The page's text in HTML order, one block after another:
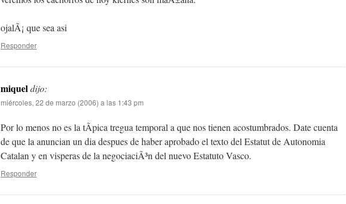
ojalÃ¡ que sea asi
Responder
miqueldijo:
miércoles, 22 de marzo (2006) a las 1:43 pm
Por lo menos no es la tÃ­pica tregua temporal a que nos tienen acostumbrados. Date cuenta
de que la anuncian un dia despues de haber aprobado el texto del Estatut de Autonomia
Catalan y en visperas de la negociaciÃ³n del nuevo Estatuto Vasco.
Responder